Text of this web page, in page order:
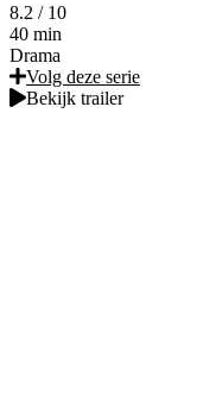
8.2 / 10
40 min
Drama
Volg deze serie
Bekijk trailer